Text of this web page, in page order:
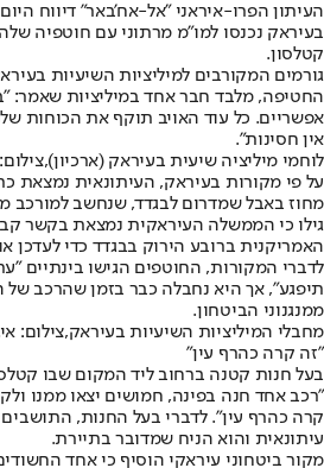
העיתון הפרו-איראני "אל-אח'באר" דיווח
בעיראק נכנסו למו"מ מרתוני עם חוטפיה של
קטלסון.
גורמים המקורבים למיליציות השיעיות
החטיפה, מלבד חבר אחד במיליציות שאמר:
אפשריים. כל עוד האויב תוקף את הכוחות
אין חסינות".
לוחמי מיליציה שיעית בעיראק
על פי מקורות בעיראק, העיתונאית נמצאת
מחוז באבל שמדרום לבגדד, שנחשב למורכב
גילו כי הממשלה העיראקית נמצאת בקשר
האמריקנית ברובע הירוק בבגדד כדי
לדברי המקורות, החוטפים הגישו בינתיים
תיפגע", אך היא נחבלה כבר בזמן שהרכב
ממנגנוני הביטחון.
מחבלי המיליציות השיעיות בעיראק,צילום:
"זה קרה כהרף עין"
בעל חנות קטנה ברחוב ליד המקום שבו
"רכב אחד חנה בפינה, חמושים יצאו ממנו
קרה כהרף עין". לדברי בעל החנות, התושבים
עיתונאית והוא הניח שמדובר בתיירת.
מקור ביטחוני עיראקי הוסיף כי אחד